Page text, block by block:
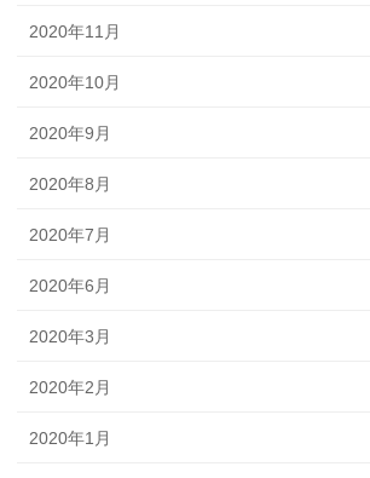
2020年11月
2020年10月
2020年9月
2020年8月
2020年7月
2020年6月
2020年3月
2020年2月
2020年1月